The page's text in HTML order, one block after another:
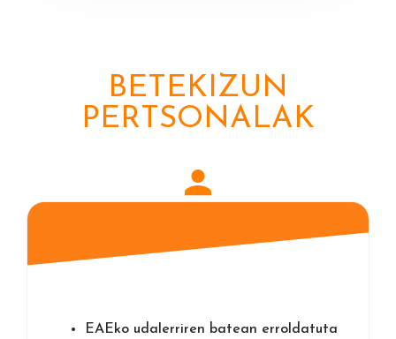
BETEKIZUN
PERTSONALAK
EAEko udalerriren batean erroldatuta